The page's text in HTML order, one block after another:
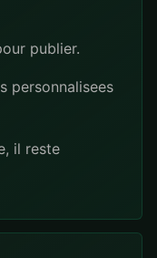
publier.
personnalisees
il reste